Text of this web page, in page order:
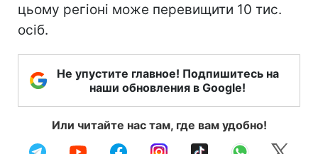
цьому регіоні може перевищити 10 тис.
осіб.
Не упустите главное! Подпишитесь на
наши обновления в Google!
Или читайте нас там, где вам удобно!